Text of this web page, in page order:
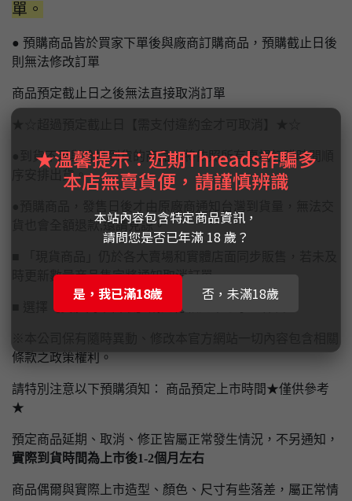
單。
● 預購商品皆於買家下單後與廠商訂購商品，預購截止日後
則無法修改訂單
商品預定截止日之後無法直接取消訂單
●到貨不足與分批到貨的商品，將依照所有賣場訂購時間順
序安排出貨。
貨也會全額退款,還請見諒。
時更新數量商品售完將通知取消訂單
■ 選擇【實體門市自取】請先付款完畢才予以保留
條款之政策權利。
請特別注意以下預購須知： 商品預定上市時間★僅供參考
★
預定商品延期、取消、修正皆屬正常發生情況，不另通知，
實際到貨時間為上市後1-2個月左右
商品偶爾與實際上市造型、顏色、尺寸有些落差，屬正常情
★溫馨提示：近期Threads詐騙多
本店無賣貨便，請謹慎辨識
本站內容包含特定商品資訊，
請問您是否已年滿 18 歲？
是，我已滿18歲 否，未滿18歲